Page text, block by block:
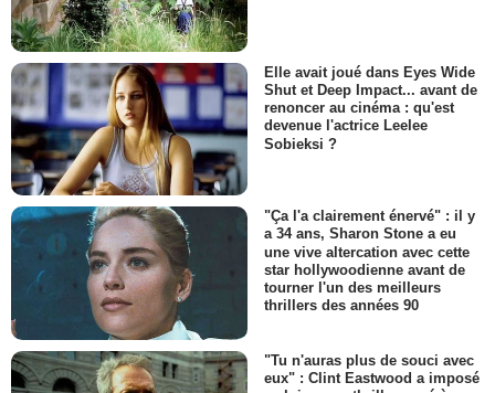
Elle avait joué dans Eyes Wide
Shut et Deep Impact... avant de
renoncer au cinéma : qu'est
devenue l'actrice Leelee
Sobieksi ?
"Ça l'a clairement énervé" : il y
a 34 ans, Sharon Stone a eu
une vive altercation avec cette
star hollywoodienne avant de
tourner l'un des meilleurs
thrillers des années 90
"Tu n'auras plus de souci avec
eux" : Clint Eastwood a imposé